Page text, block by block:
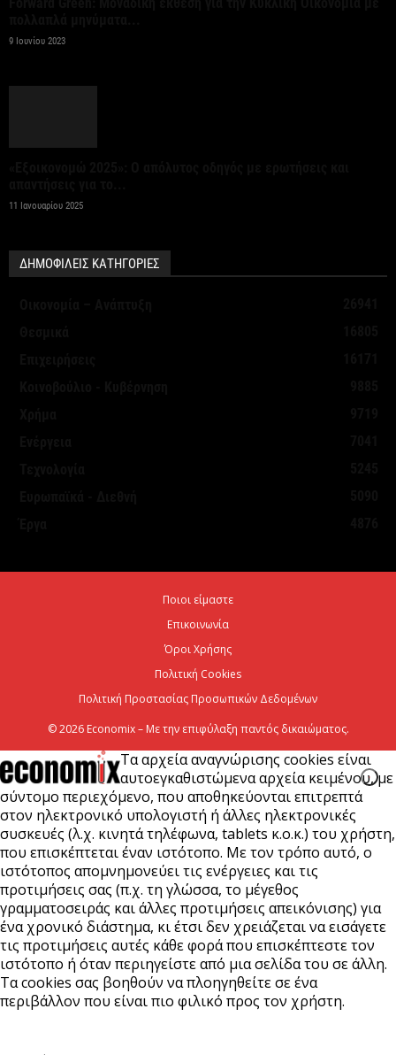
9 Ιουνίου 2023
11 Ιανουαρίου 2025
ΔΗΜΟΦΙΛΕΙΣ ΚΑΤΗΓΟΡΙΕΣ
Ποιοι είμαστε
Επικοινωνία
Όροι Χρήσης
Πολιτική Cookies
Πολιτική Προστασίας Προσωπικών Δεδομένων
© 2026 Economix – Με την επιφύλαξη παντός δικαιώματος.
Τα αρχεία αναγνώρισης cookies είναι
αυτοεγκαθιστώμενα αρχεία κειμένου, με
σύντομο περιεχόμενο, που αποθηκεύονται επιτρεπτά
στον ηλεκτρονικό υπολογιστή ή άλλες ηλεκτρονικές
συσκευές (λ.χ. κινητά τηλέφωνα, tablets κ.ο.κ.) του χρήστη,
που επισκέπτεται έναν ιστότοπο. Με τον τρόπο αυτό, ο
ιστότοπος απομνημονεύει τις ενέργειες και τις
προτιμήσεις σας (π.χ. τη γλώσσα, το μέγεθος
γραμματοσειράς και άλλες προτιμήσεις απεικόνισης) για
ένα χρονικό διάστημα, κι έτσι δεν χρειάζεται να εισάγετε
τις προτιμήσεις αυτές κάθε φορά που επισκέπτεστε τον
ιστότοπο ή όταν περιηγείστε από μια σελίδα του σε άλλη.
Τα cookies σας βοηθούν να πλοηγηθείτε σε ένα
περιβάλλον που είναι πιο φιλικό προς τον χρήστη.